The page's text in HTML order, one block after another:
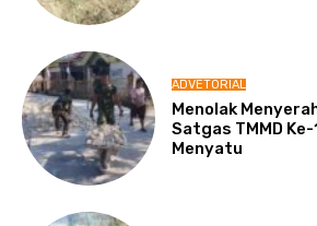
ADVETORIAL
Menolak
Satgas TMMD
Menyatu